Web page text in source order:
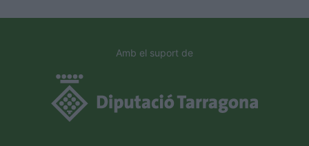
Amb el suport de